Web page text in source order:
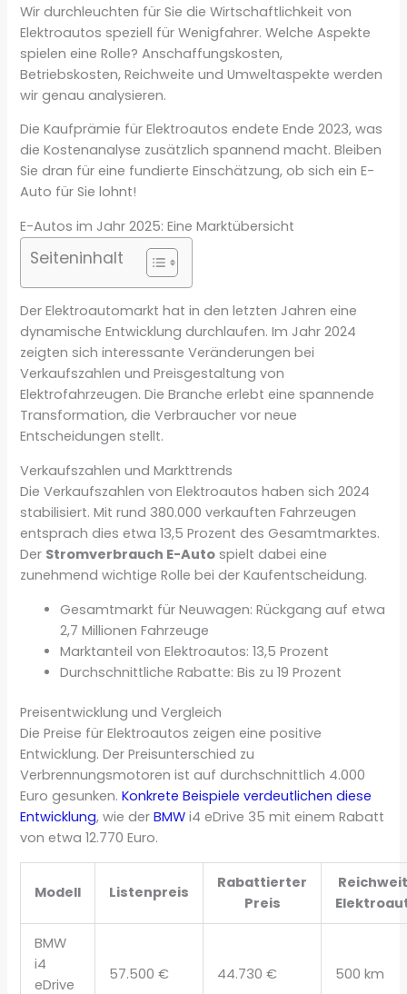
Wir durchleuchten für Sie die Wirtschaftlichkeit von
Elektroautos speziell für Wenigfahrer. Welche Aspekte
spielen eine Rolle? Anschaffungskosten,
Betriebskosten, Reichweite und Umweltaspekte werden
wir genau analysieren.
Die Kaufprämie für Elektroautos endete Ende 2023, was
die Kostenanalyse zusätzlich spannend macht. Bleiben
Sie dran für eine fundierte Einschätzung, ob sich ein E-
Auto für Sie lohnt!
E-Autos im Jahr 2025: Eine Marktübersicht
Seiteninhalt
Der Elektroautomarkt hat in den letzten Jahren eine
dynamische Entwicklung durchlaufen. Im Jahr 2024
zeigten sich interessante Veränderungen bei
Verkaufszahlen und Preisgestaltung von
Elektrofahrzeugen. Die Branche erlebt eine spannende
Transformation, die Verbraucher vor neue
Entscheidungen stellt.
Verkaufszahlen und Markttrends
Die Verkaufszahlen von Elektroautos haben sich 2024
stabilisiert. Mit rund 380.000 verkauften Fahrzeugen
entsprach dies etwa 13,5 Prozent des Gesamtmarktes.
Der Stromverbrauch E-Auto spielt dabei eine
zunehmend wichtige Rolle bei der Kaufentscheidung.
Gesamtmarkt für Neuwagen: Rückgang auf etwa
2,7 Millionen Fahrzeuge
Marktanteil von Elektroautos: 13,5 Prozent
Durchschnittliche Rabatte: Bis zu 19 Prozent
Preisentwicklung und Vergleich
Die Preise für Elektroautos zeigen eine positive
Entwicklung. Der Preisunterschied zu
Verbrennungsmotoren ist auf durchschnittlich 4.000
Euro gesunken.Konkrete Beispiele verdeutlichen diese
Entwicklung, wie derBMW i4 eDrive 35 mit einem Rabatt
von etwa 12.770 Euro.
Modell Listenpreis
Rabattierter
Preis
BMW
i4
eDrive
57.500 € 44.730 € 500 km